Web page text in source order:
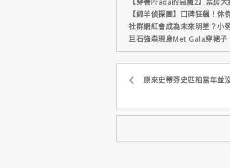
【穿著Prada的惡魔2】票房
【綿羊偵探團】口碑狂飆！
社群網紅會成為未來明星？小
巨石強森現身Met Gala穿裙子
原來史蒂芬史匹柏當年並